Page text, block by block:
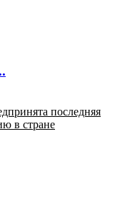
последняя
в стране